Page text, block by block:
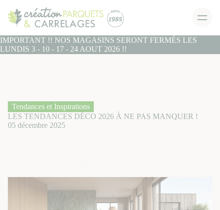
IMPORTANT !! NOS MAGASINS SERONT FERMÉS LES
LUNDIS 3 - 10 - 17 - 24 AOUT 2026 !!
Tendances et Inspirations
LES TENDANCES DÉCO 2026 À NE PAS MANQUER !
05 décembre 2025